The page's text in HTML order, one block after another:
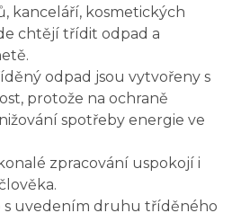
kanceláří, kosmetických
chtějí třídit odpad a
odpad jsou vytvořeny s
protože na ochraně
spotřeby energie ve
zpracování uspokojí i
s uvedením druhu tříděného